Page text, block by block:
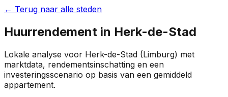
← Terug naar alle steden
Huurrendement in Herk-de-Stad
Lokale analyse voor Herk-de-Stad (Limburg) met
marktdata, rendementsinschatting en een
investeringsscenario op basis van een gemiddeld
appartement.